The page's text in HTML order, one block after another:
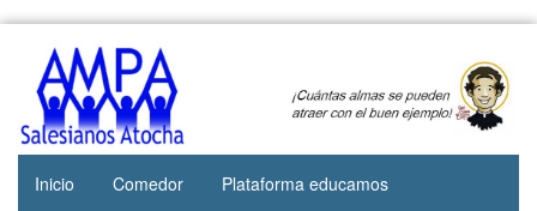
AMPA
Salesianos
Atocha
Web del
AMPA del
Colegio
Salesianos
de Atocha
Inicio
Comedor Plataforma educamos